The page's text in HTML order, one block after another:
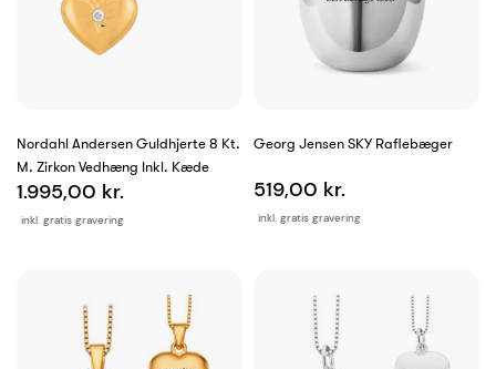
Nordahl Andersen Guldhjerte 8 Kt.
M. Zirkon Vedhæng Inkl. Kæde
inkl. gratis gravering
1.995,00 kr.
Georg Jensen SKY Raflebæger
inkl. gratis gravering
519,00 kr.